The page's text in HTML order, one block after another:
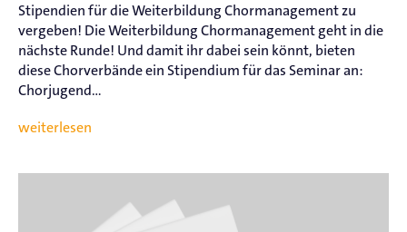
Stipendien für die Weiterbildung Chormanagement zu
vergeben! Die Weiterbildung Chormanagement geht in die
nächste Runde! Und damit ihr dabei sein könnt, bieten
diese Chorverbände ein Stipendium für das Seminar an:
Chorjugend...
weiterlesen